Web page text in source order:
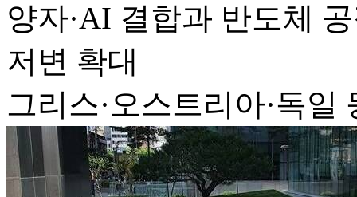
양자·AI 결합과 반도체
저변 확대
그리스·오스트리아·독